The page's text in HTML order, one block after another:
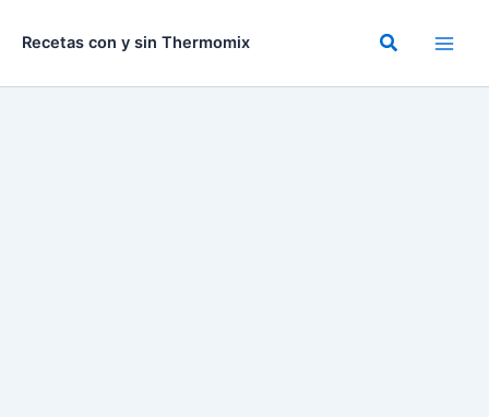
Recetas con y sin Thermomix Buscar